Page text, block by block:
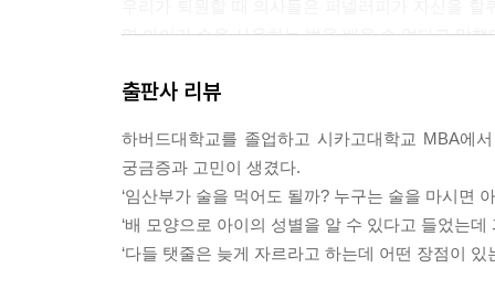
면 아이가 손을 사용하는 법을 배울 수 없다고 말했
쉽게 간과되는 이 문제에 대한 특별한 설명과 문
어리장갑으로 인한 부상 사례를 보고하고 있다.
데 방해된다고 말하는 어떤 근거도 찾을 수 없었다.
--- p. 71
정신적 케어도 중요하다: 산후 우울증
출판사 리뷰
하버드대학교를 졸업하고 시카고대학교 MBA에
궁금증과 고민이 생겼다.
‘임산부가 술을 먹어도 될까? 누구는 술을 마시면
‘배 모양으로 아이의 성별을 알 수 있다고 들었는데
‘다들 탯줄은 늦게 자르라고 하는데 어떤 장점이 있